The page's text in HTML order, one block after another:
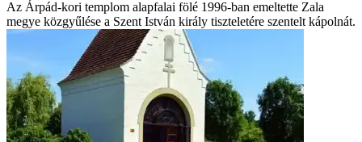
Az Árpád-kori templom alapfalai fölé 1996-ban emeltette Zala
megye közgyűlése a Szent István király tiszteletére szentelt kápolnát.